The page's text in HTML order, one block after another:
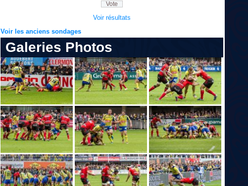
Voir résultats
Voir les anciens sondages
Galeries Photos